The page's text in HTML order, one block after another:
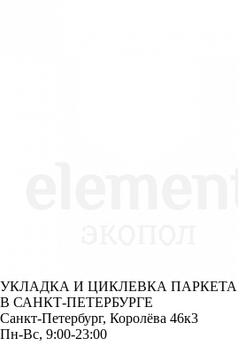
УКЛАДКА И ЦИКЛЕВКА ПАРКЕТА
В САНКТ-ПЕТЕРБУРГЕ
Санкт-Петербург, Королёва 46к3
Пн-Вс, 9:00-23:00